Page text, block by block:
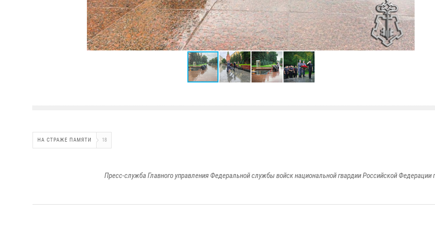
НА СТРАЖЕ ПАМЯТИ 18
Пресс-служба Главного управления Федеральной службы войск национальной гвардии Российской Федерации